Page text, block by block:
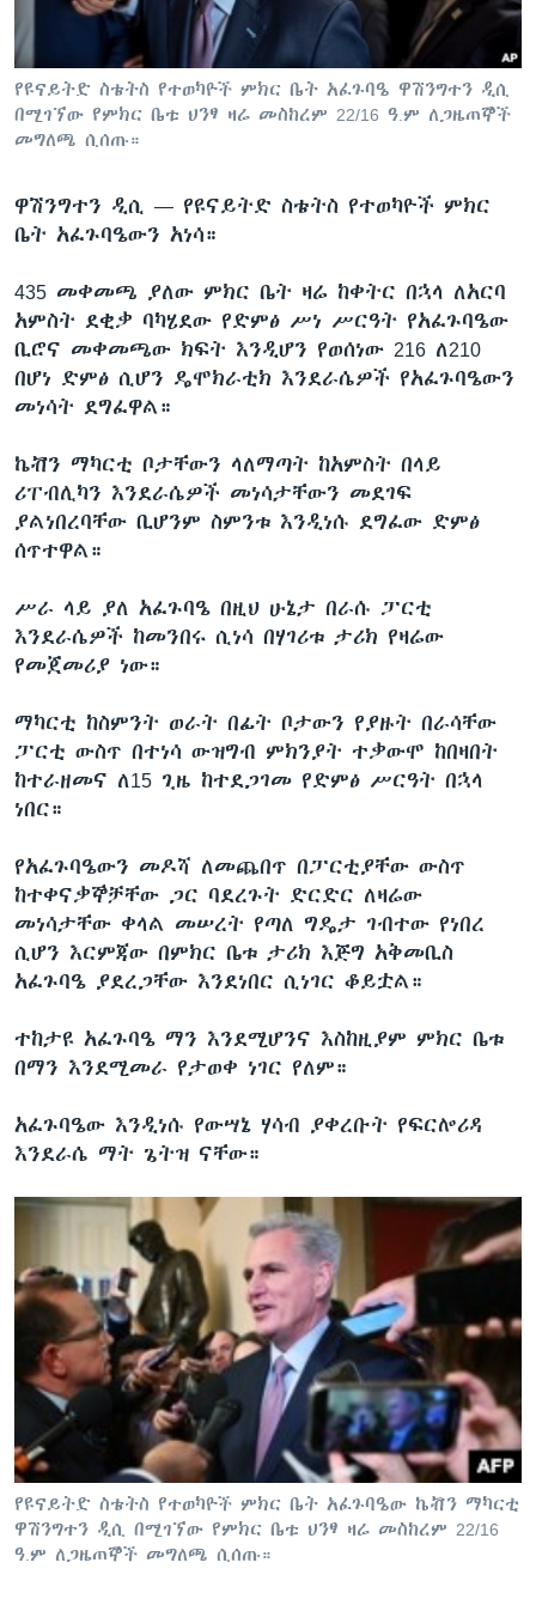
ቋንቋዎች
የዩናይትድ ስቴትስ የተወካዮች ምክር ቤት አፈጉባዔ ዋሽንግተን ዲሲ
በሚገኘው የምክር ቤቱ ህንፃ ዛሬ መስከረም 22/16 ዓ.ም ለጋዜጠኞች
መግለጫ ሲሰጡ።
ዋሽንግተን ዲሲ — የዩናይትድ ስቴትስ የተወካዮች ምክር
ቤት አፈጉባዔውን አነሳ።
435 መቀመጫ ያለው ምክር ቤት ዛሬ ከቀትር በኋላ ለአርባ
አምስት ደቂቃ ባካሄደው የድምፅ ሥነ ሥርዓት የአፈጉባዔው
ቢሮና መቀመጫው ክፍት እንዲሆን የወሰነው 216 ለ210
በሆነ ድምፅ ሲሆን ዴሞክራቲክ እንደራሴዎች የአፈጉባዔውን
መነሳት ደግፈዋል።
ኬቭን ማካርቲ ቦታቸውን ላለማጣት ከአምስት በላይ
ሪፐብሊካን እንደራሴዎች መነሳታቸውን መደገፍ
ያልነበረባቸው ቢሆንም ስምንቱ እንዲነሱ ደግፈው ድምፅ
ሰጥተዋል።
ሥራ ላይ ያለ አፈጉባዔ በዚህ ሁኔታ በራሱ ፓርቲ
እንደራሴዎች ከመንበሩ ሲነሳ በሃገሪቱ ታሪክ የዛሬው
የመጀመሪያ ነው።
ማካርቲ ከስምንት ወራት በፊት ቦታውን የያዙት በራሳቸው
ፓርቲ ውስጥ በተነሳ ውዝግብ ምክንያት ተቃውሞ ከበዛበት
ከተራዘመና ለ15 ጊዜ ከተደጋገመ የድምፅ ሥርዓት በኋላ
ነበር።
የአፈጉባዔውን መዶሻ ለመጨበጥ በፓርቲያቸው ውስጥ
ከተቀናቃኞቻቸው ጋር ባደረጉት ድርድር ለዛሬው
መነሳታቸው ቀላል መሠረት የጣለ ግዴታ ገብተው የነበረ
ሲሆን እርምጃው በምክር ቤቱ ታሪክ እጅግ አቅመቢስ
አፈጉባዔ ያደረጋቸው እንደነበር ሲነገር ቆይቷል።
ተከታዩ አፈጉባዔ ማን እንደሚሆንና እስከዚያም ምክር ቤቱ
በማን እንደሚመራ የታወቀ ነገር የለም።
አፈጉባዔው እንዲነሱ የውሣኔ ሃሳብ ያቀረቡት የፍርሎሪዳ
እንደራሴ ማት ጌትዝ ናቸው።
የዩናይትድ ስቴትስ የተወካዮች ምክር ቤት አፈጉባዔው ኬቭን ማካርቲ
ዋሽንግተን ዲሲ በሚገኘው የምክር ቤቱ ህንፃ ዛሬ መስከረም 22/16
ዓ.ም ለጋዜጠኞች መግለጫ ሲሰጡ።